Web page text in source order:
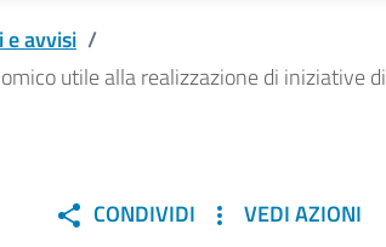
avvisi /
utile alla realizzazione di iniziative di
CONDIVIDI VEDI AZIONI